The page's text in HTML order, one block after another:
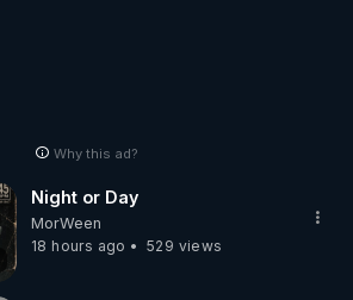
Why this ad?
Night or Day
MorWeen
18 hours ago
529 views